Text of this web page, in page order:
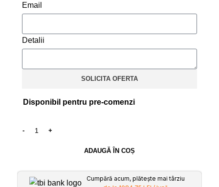
Email
Detalii
SOLICITA OFERTA
Disponibil pentru pre-comenzi
ADAUGĂ ÎN COȘ
Cumpără acum, plătește mai târziu